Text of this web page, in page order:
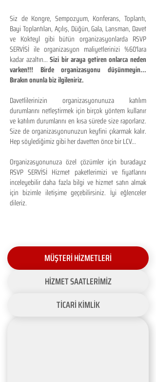
Siz de Kongre, Sempozyum, Konferans, Toplantı,
Bayi Toplantıları, Açılış, Düğün, Gala, Lansman, Davet
ve Kokteyl gibi bütün organizasyonlarda RSVP
SERVİSİ ile organizasyon maliyetlerinizi %60'lara
kadar azaltın...Sizi bir araya getiren onlarca neden
varken!!! Birde organizasyonu düşünmeyin...
Bırakın onunla biz ilgileniriz.
Davetlilerinizin organizasyonunuza katılım
durumlarını netleştirmek için birçok yöntem kullanır
ve katılım durumlarını en kısa sürede size raporlarız.
Size de organizasyonunuzun keyfini çıkarmak kalır.
Hep söylediğimiz gibi her davetten önce bir LCV...
Organizasyonunuza özel çözümler için buradayız
RSVP SERVİSİ Hizmet paketlerimizi ve fiyatlarını
inceleyebilir daha fazla bilgi ve hizmet satın almak
için bizimle iletişime geçebilirsiniz. İyi eğlenceler
dileriz.
MÜŞTERİ HİZMETLERİ
HİZMET SAATLERİMİZ
TİCARİ KİMLİK